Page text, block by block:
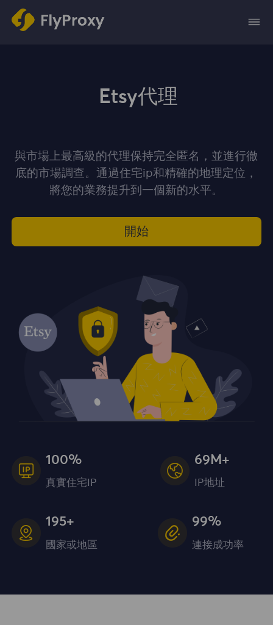
Etsy代理
與市場上最高級的代理保持完全匿名，並進行徹
底的市場調查。通過住宅ip和精確的地理定位，
將您的業務提升到一個新的水平。
開始
100%
真實住宅IP
69M+
IP地址
195+
國家或地區
99%
連接成功率